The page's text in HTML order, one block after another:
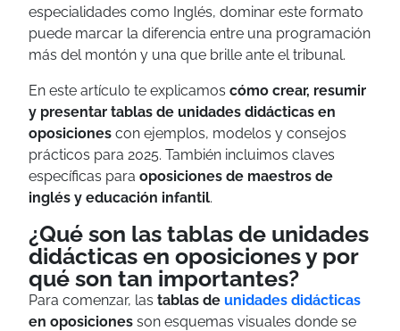
especialidades como Inglés, dominar este formato
puede marcar la diferencia entre una programación
más del montón y una que brille ante el tribunal.
En este artículo te explicamos cómo crear, resumir
y presentar tablas de unidades didácticas en
oposiciones con ejemplos, modelos y consejos
prácticos para 2025. También incluimos claves
específicas para oposiciones de maestros de
inglés y educación infantil.
¿Qué son las tablas de unidades
didácticas en oposiciones y por
qué son tan importantes?
Para comenzar, las tablas de unidades didácticas
en oposiciones son esquemas visuales donde se